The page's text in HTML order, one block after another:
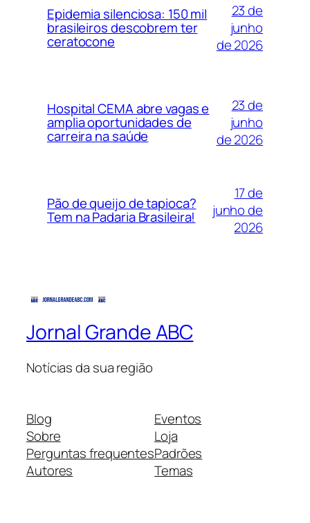
Epidemia silenciosa: 150 mil
brasileiros descobrem ter
ceratocone
23 de
junho
de 2026
Hospital CEMA abre vagas e
amplia oportunidades de
carreira na saúde
23 de
junho
de 2026
Pão de queijo de tapioca?
Tem na Padaria Brasileira!
17 de
junho de
2026
Jornal Grande ABC
Notícias da sua região
Blog
Sobre
Perguntas frequentes
Autores
Eventos
Loja
Padrões
Temas